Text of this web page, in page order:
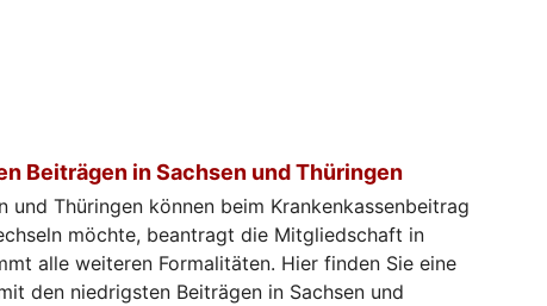
Beiträgen in Sachsen und Thüringen
und Thüringen können beim Krankenkassenbeitrag
möchte, beantragt die Mitgliedschaft in
alle weiteren Formalitäten. Hier finden Sie eine
den niedrigsten Beiträgen in Sachsen und